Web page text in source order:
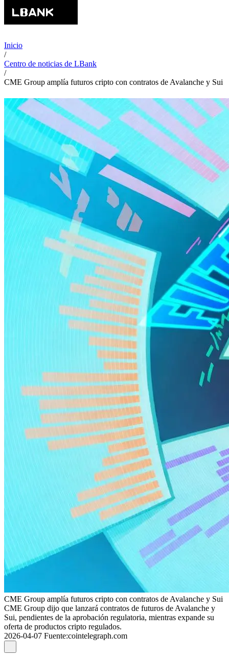
Inicio
/
Centro de noticias de LBank
/
CME Group amplía futuros cripto con contratos de Avalanche y Sui
CME Group amplía futuros cripto con contratos de Avalanche y Sui
CME Group dijo que lanzará contratos de futuros de Avalanche y
Sui, pendientes de la aprobación regulatoria, mientras expande su
oferta de productos cripto regulados.
2026-04-07 Fuente:cointelegraph.com